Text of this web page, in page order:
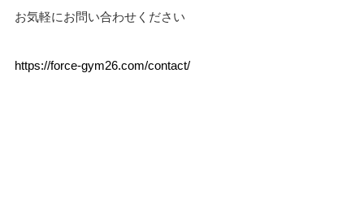
お気軽にお問い合わせください
https://force-gym26.com/contact/